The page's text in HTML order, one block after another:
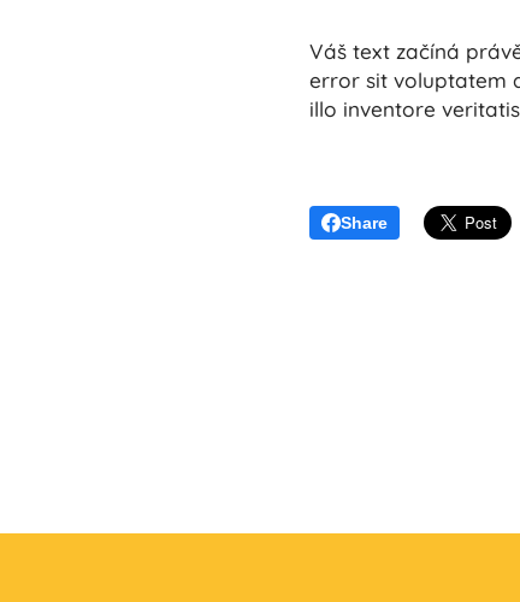
Váš text začíná
error sit voluptatem
illo inventore
Share